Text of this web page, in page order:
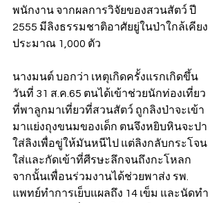
พนักงาน จากผลการวิจัยของสวนสัตว์ ปี
2555 มีลิงธรรมชาติอาศัยยู่ในป่าใกล้เคียง
ประมาณ 1,000 ตัว
นางมนต์ บอกว่า เหตุเกิดครั้งแรกเกิดขึ้น
วันที่ 31 ส.ค.65 ตนได้เข้าช่วยนักท่องเที่ยว
ที่พาลูกมาเที่ยวที่สวนสัตว์ ถูกลิงป่าจะเข้า
มาแย่งถุงขนมของเด็ก ตนจึงหยิบหินจะปา
ใส่ลิงเพื่อขู่ให้มันหนีไป แต่ลิงกลับกระโจน
ใส่และกัดเข้าที่ศีรษะลึกจนถึงกะโหลก
จากนั้นเพื่อนร่วมงานได้ช่วยพาส่ง รพ.
แพทย์ทำการเย็บแผลถึง 14 เข็ม และนัดทำ